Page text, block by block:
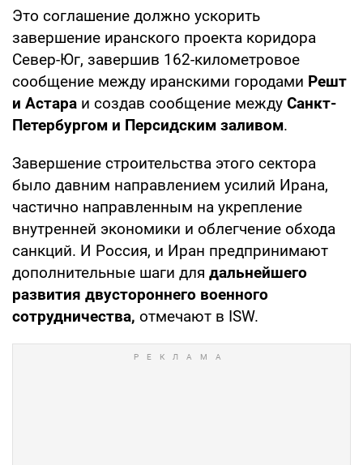
Это соглашение должно ускорить
завершение иранского проекта коридора
Север-Юг, завершив 162-километровое
сообщение между иранскими городами Решт
и Астара и создав сообщение между Санкт-
Петербургом и Персидским заливом.
Завершение строительства этого сектора
было давним направлением усилий Ирана,
частично направленным на укрепление
внутренней экономики и облегчение обхода
санкций. И Россия, и Иран предпринимают
дополнительные шаги для дальнейшего
развития двустороннего военного
сотрудничества, отмечают в ISW.